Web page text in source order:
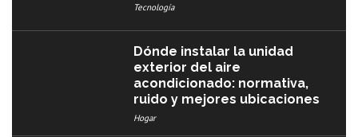
Tecnología
Dónde instalar la unidad
exterior del aire
acondicionado: normativa,
ruido y mejores ubicaciones
Hogar